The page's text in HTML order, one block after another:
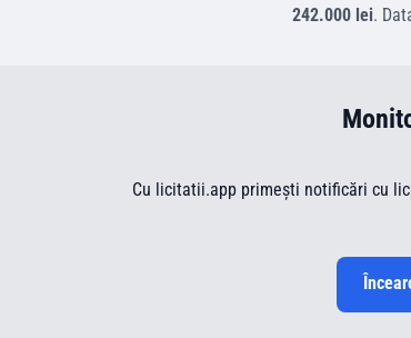
242.000 lei.
Cu licitatii.app primești notificări cu